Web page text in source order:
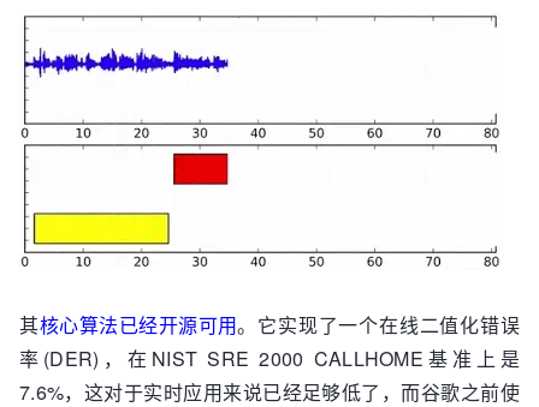
其核心算法已经开源可用。它实现了一个在线二值化错误
率(DER)，在NIST SRE 2000 CALLHOME基准上是
7.6%，这对于实时应用来说已经足够低了，而谷歌之前使